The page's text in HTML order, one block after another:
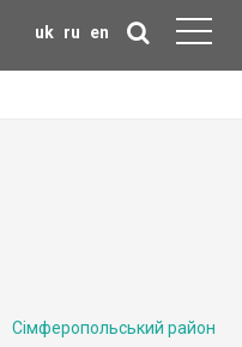
uk ru en
Сімферопольський район